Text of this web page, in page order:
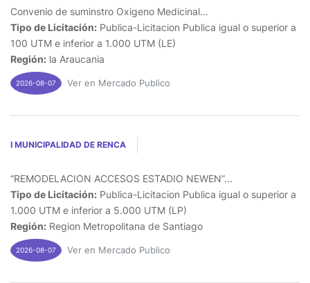
Convenio de suminstro Oxigeno Medicinal...
Tipo de Licitación: Publica-Licitacion Publica igual o superior a
100 UTM e inferior a 1.000 UTM (LE)
Región: la Araucania
2026-08-07 Ver en Mercado Publico
I MUNICIPALIDAD DE RENCA
“REMODELACION ACCESOS ESTADIO NEWEN”...
Tipo de Licitación: Publica-Licitacion Publica igual o superior a
1.000 UTM e inferior a 5.000 UTM (LP)
Región: Region Metropolitana de Santiago
2026-08-07 Ver en Mercado Publico